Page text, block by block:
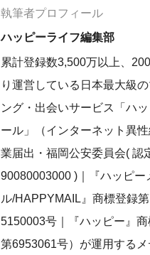
執筆者プロフィール
ハッピーライフ編集部
累計登録数3,500万以上、
り運営している日本最大級
ング・出会いサービス「ハッ
ール」（インターネット異
業届出・福岡公安委員会( 認
90080003000 )｜『ハッピー
ル/HAPPYMAIL』商標登録第
5150003号｜『ハッピー』
第6953061号）が運用するメ